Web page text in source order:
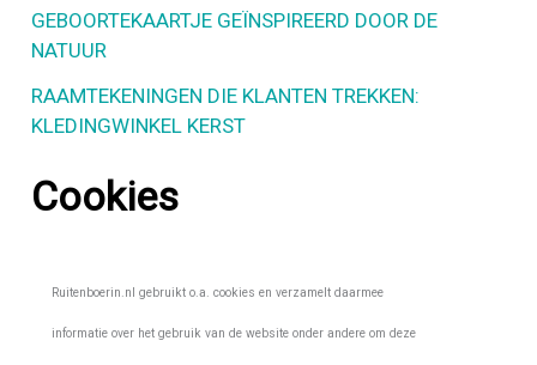
GEBOORTEKAARTJE GEÏNSPIREERD DOOR DE
NATUUR
RAAMTEKENINGEN DIE KLANTEN TREKKEN:
KLEDINGWINKEL KERST
Cookies
Ruitenboerin.nl gebruikt o.a. cookies en verzamelt daarmee
informatie over het gebruik van de website onder andere om deze